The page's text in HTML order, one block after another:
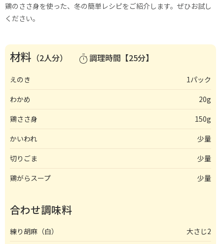
鶏のささ身を使った、冬の簡単レシピをご紹介します。ぜひお試し
ください。
材料 （2人分） timer調理時間【25分】
えのき
1パック
わかめ
20g
鶏ささ身
150g
かいわれ
少量
切りごま
少量
鶏がらスープ
少量
合わせ調味料
練り胡麻（白）
大さじ2